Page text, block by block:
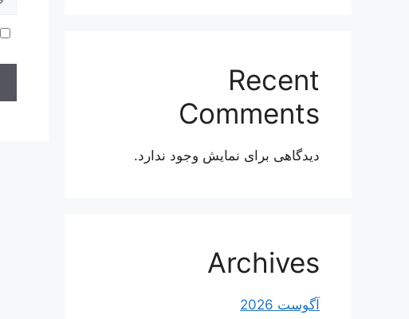
Recent
Comments
دیدگاهی برای نمایش وجود ندارد.
Archives
آگوست 2026